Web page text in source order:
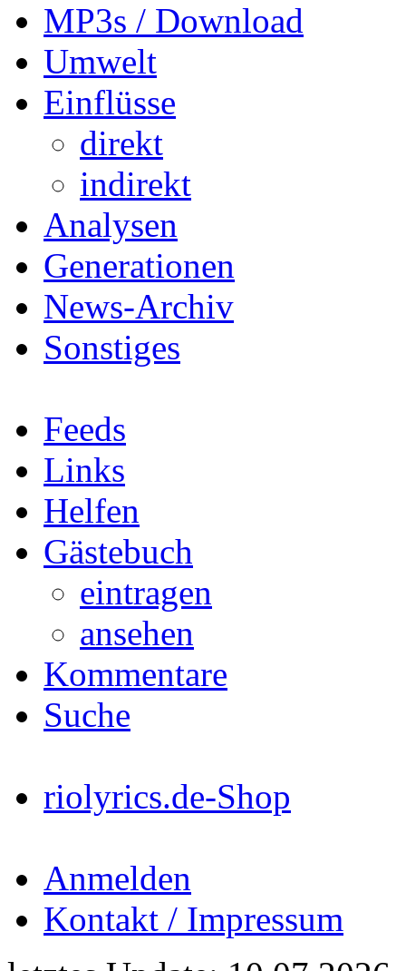
MP3s / Download
Umwelt
Einflüsse
direkt
indirekt
Analysen
Generationen
News-Archiv
Sonstiges
Feeds
Links
Helfen
Gästebuch
eintragen
ansehen
Kommentare
Suche
riolyrics.de-Shop
Anmelden
Kontakt / Impressum